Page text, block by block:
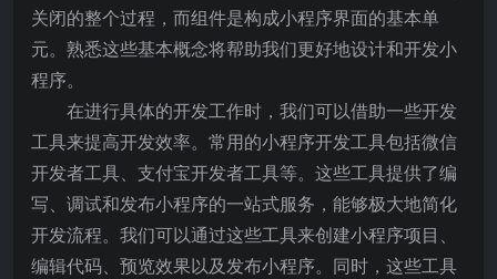
关闭的整个过程，而组件是构成小程序界面的基本单
元。熟悉这些基本概念将帮助我们更好地设计和开发小
程序。
在进行具体的开发工作时，我们可以借助一些开发
工具来提高开发效率。常用的小程序开发工具包括微信
开发者工具、支付宝开发者工具等。这些工具提供了编
写、调试和发布小程序的一站式服务，能够极大地简化
开发流程。我们可以通过这些工具来创建小程序项目、
编辑代码、预览效果以及发布小程序。同时，这些工具